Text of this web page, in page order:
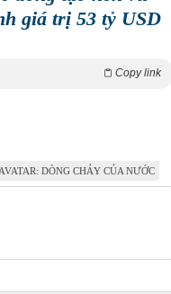
giá trị 53 tỷ USD
Copy link
AVATAR: DÒNG CHẢY CỦA NƯỚC